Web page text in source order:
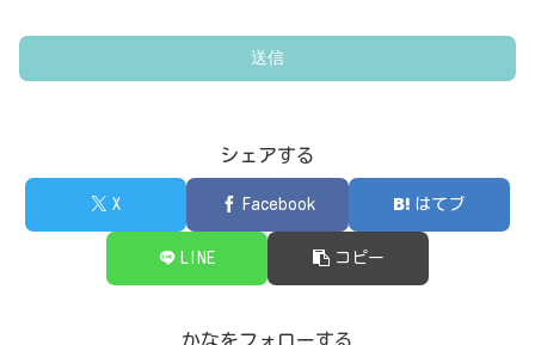
シェアする
X Facebook はてブ
LINE コピー
かなをフォローする